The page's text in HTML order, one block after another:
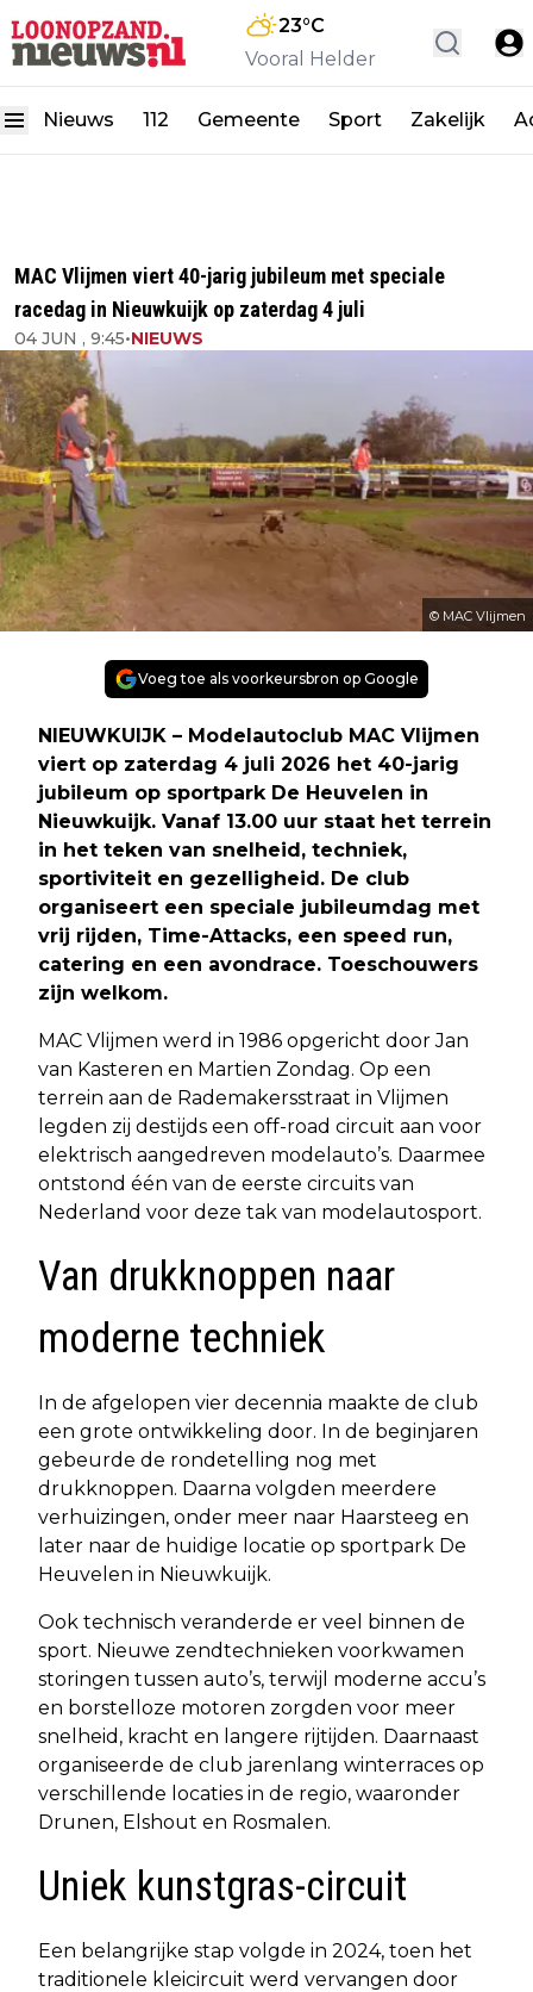
23°C
Vooral Helder
Nieuws 112 Gemeente Sport Zakelijk
MAC Vlijmen viert 40-jarig jubileum met speciale
racedag in Nieuwkuijk op zaterdag 4 juli
04 JUN , 9:45•NIEUWS
© MAC Vlijmen
Voeg toe als voorkeursbron op Google
NIEUWKUIJK – Modelautoclub MAC Vlijmen
viert op zaterdag 4 juli 2026 het 40-jarig
jubileum op sportpark De Heuvelen in
Nieuwkuijk. Vanaf 13.00 uur staat het terrein
in het teken van snelheid, techniek,
sportiviteit en gezelligheid. De club
organiseert een speciale jubileumdag met
vrij rijden, Time-Attacks, een speed run,
catering en een avondrace. Toeschouwers
zijn welkom.
MAC Vlijmen werd in 1986 opgericht door Jan
van Kasteren en Martien Zondag. Op een
terrein aan de Rademakersstraat in Vlijmen
legden zij destijds een off-road circuit aan voor
elektrisch aangedreven modelauto’s. Daarmee
ontstond één van de eerste circuits van
Nederland voor deze tak van modelautosport.
Van drukknoppen naar
moderne techniek
In de afgelopen vier decennia maakte de club
een grote ontwikkeling door. In de beginjaren
gebeurde de rondetelling nog met
drukknoppen. Daarna volgden meerdere
verhuizingen, onder meer naar Haarsteeg en
later naar de huidige locatie op sportpark De
Heuvelen in Nieuwkuijk.
Ook technisch veranderde er veel binnen de
sport. Nieuwe zendtechnieken voorkwamen
storingen tussen auto’s, terwijl moderne accu’s
en borstelloze motoren zorgden voor meer
snelheid, kracht en langere rijtijden. Daarnaast
organiseerde de club jarenlang winterraces op
verschillende locaties in de regio, waaronder
Drunen, Elshout en Rosmalen.
Uniek kunstgras-circuit
Een belangrijke stap volgde in 2024, toen het
traditionele kleicircuit werd vervangen door